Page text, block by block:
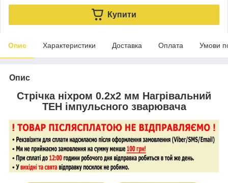
Купити
Опис Характеристики Доставка Оплата Умови
Опис
Стрічка ніхром 0.2х2 мм Нагрівальний
ТЕН імпульсного зварювача